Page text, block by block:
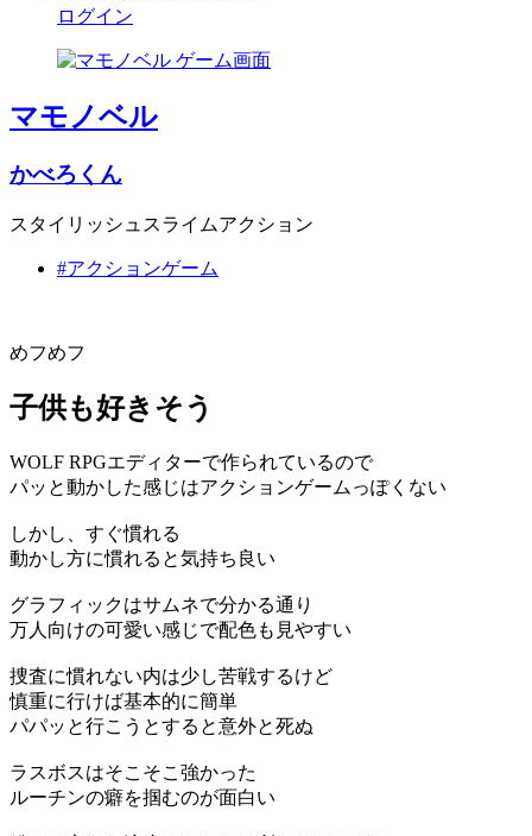
ログイン
マモノベル
かべろくん
スタイリッシュスライムアクション
#アクションゲーム
めフめフ
子供も好きそう
WOLF RPGエディターで作られているので
パッと動かした感じはアクションゲームっぽくない
しかし、すぐ慣れる
動かし方に慣れると気持ち良い
グラフィックはサムネで分かる通り
万人向けの可愛い感じで配色も見やすい
捜査に慣れない内は少し苦戦するけど
慎重に行けば基本的に簡単
パパッと行こうとすると意外と死ぬ
ラスボスはそこそこ強かった
ルーチンの癖を掴むのが面白い